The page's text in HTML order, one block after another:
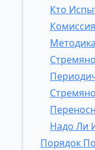
Кто
Надо Ли
Порядок